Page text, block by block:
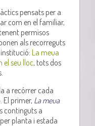
pensats per a
com en el familiar,
permisos
als recorreguts
La meua
el seu lloc, tots dos
a recórrer cada
El primer, La meua
continguts a
planta i estada